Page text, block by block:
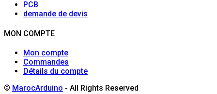
PCB
demande de devis
MON COMPTE
Mon compte
Commandes
Détails du compte
© MarocArduino - All Rights Reserved